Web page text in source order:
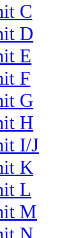
C
D
E
F
G
H
I/J
K
L
M